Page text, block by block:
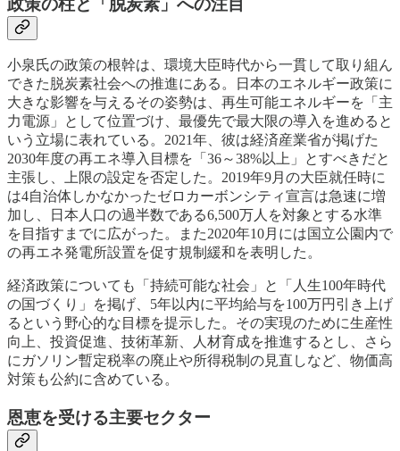
小泉氏の政策の根幹は、環境大臣時代から一貫して取り組ん
できた脱炭素社会への推進にある。日本のエネルギー政策に
大きな影響を与えるその姿勢は、再生可能エネルギーを「主
力電源」として位置づけ、最優先で最大限の導入を進めると
いう立場に表れている。2021年、彼は経済産業省が掲げた
2030年度の再エネ導入目標を「36～38%以上」とすべきだと
主張し、上限の設定を否定した。2019年9月の大臣就任時に
は4自治体しかなかったゼロカーボンシティ宣言は急速に増
加し、日本人口の過半数である6,500万人を対象とする水準
を目指すまでに広がった。また2020年10月には国立公園内で
の再エネ発電所設置を促す規制緩和を表明した。
経済政策についても「持続可能な社会」と「人生100年時代
の国づくり」を掲げ、5年以内に平均給与を100万円引き上げ
るという野心的な目標を提示した。その実現のために生産性
向上、投資促進、技術革新、人材育成を推進するとし、さら
にガソリン暫定税率の廃止や所得税制の見直しなど、物価高
対策も公約に含めている。
恩恵を受ける主要セクター